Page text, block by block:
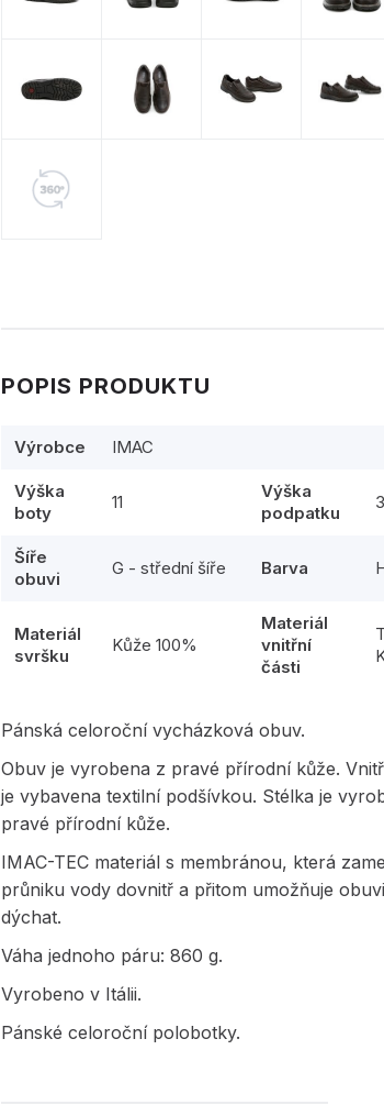
POPIS PRODUKTU
Výrobce IMAC
Výška
boty
11
Výška
podpatku
3
Šíře
obuvi
G - střední šíře Barva
Materiál
svršku
Kůže 100%
Materiál
vnitřní
části
Pánská celoroční vycházková obuv.
Obuv je vyrobena z pravé přírodní kůže.
je vybavena textilní podšívkou. Stélka je
pravé přírodní kůže.
IMAC-TEC materiál s membránou, která
průniku vody dovnitř a přitom umožňuje obuvi
dýchat.
Váha jednoho páru: 860 g.
Vyrobeno v Itálii.
Pánské celoroční polobotky.